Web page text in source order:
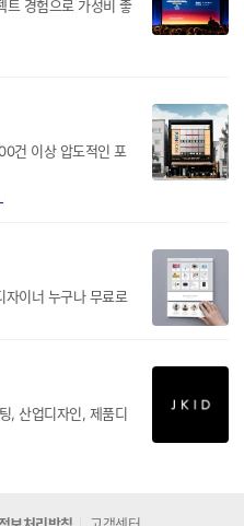
트 경험으로 가성비 좋
건 이상 압도적인 포
자이너 누구나 무료로
, 산업디자인, 제품디